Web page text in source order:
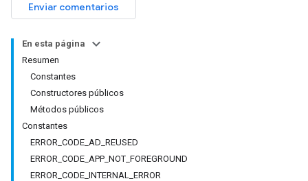
Enviar comentarios
En esta página
Resumen
Constantes
Constructores públicos
Métodos públicos
Constantes
ERROR_CODE_AD_REUSED
ERROR_CODE_APP_NOT_FOREGROUND
ERROR_CODE_INTERNAL_ERROR